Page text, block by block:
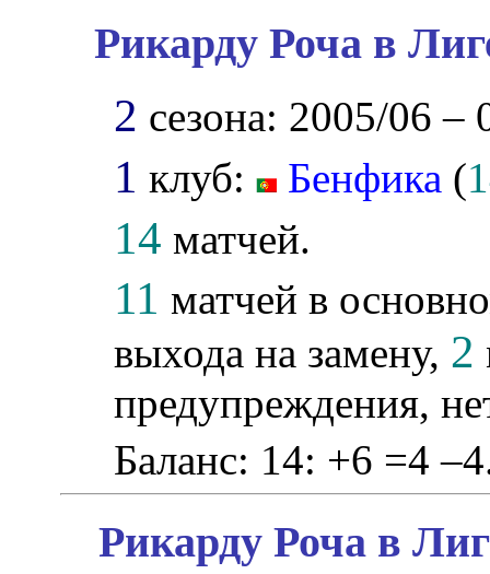
Рикарду Роча в
2 сезона: 2005/06 –
1 клуб: Бенфика (
14 матчей.
11 матчей в
выхода на замену, 2
предупреждения,
Баланс: 14: +6 =4
Рикарду Роча в